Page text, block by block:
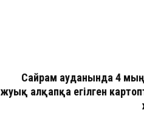
Сайрам ауданында 4 мың
жуық алқапқа егілген